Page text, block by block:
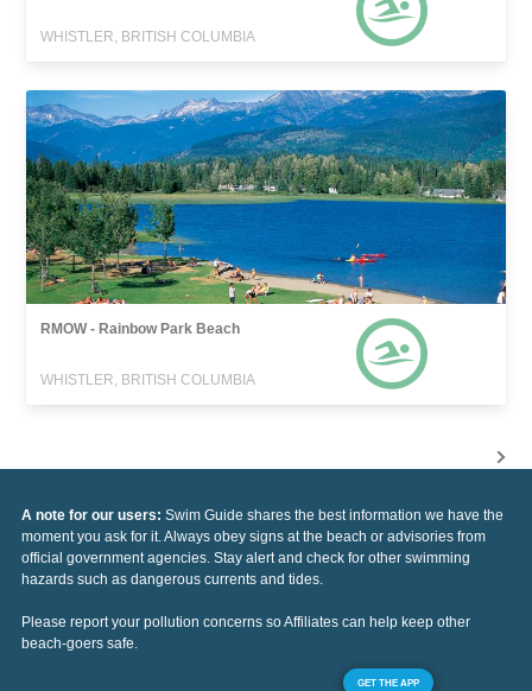
WHISTLER, BRITISH COLUMBIA
RMOW - Rainbow Park Beach
WHISTLER, BRITISH COLUMBIA
A note for our users: Swim Guide shares the best information we have the
moment you ask for it. Always obey signs at the beach or advisories from
official government agencies. Stay alert and check for other swimming
hazards such as dangerous currents and tides.
Please report your pollution concerns so Affiliates can help keep other
beach-goers safe.
GET THE APP